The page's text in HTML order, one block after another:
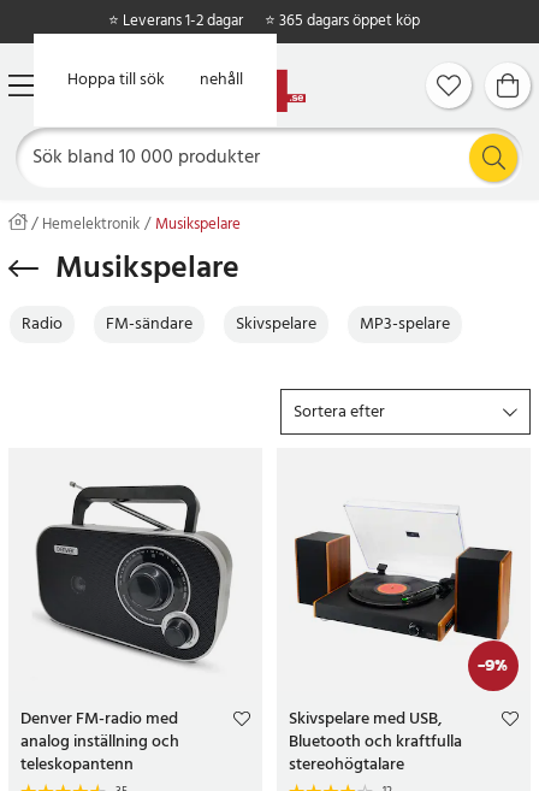
Hoppa till huvudinnehåll
Hoppa till sök
⭐ Leverans 1-2 dagar ⭐ 365 dagars öppet köp
Hemelektronik Musikspelare
Musikspelare
Radio FM-sändare Skivspelare MP3-spelare
Sortera efter
Denver FM-radio med
analog inställning och
teleskopantenn
-9%
Skivspelare med USB,
Bluetooth och kraftfulla
stereohögtalare